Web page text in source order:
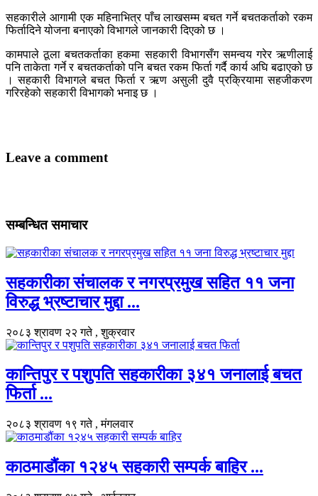
सहकारीले आगामी एक महिनाभित्र पाँच लाखसम्म बचत गर्ने बचतकर्ताको रकम
फिर्तादिने योजना बनाएको विभागले जानकारी दिएको छ ।
कामपाले ठूला बचतकर्ताका हकमा सहकारी विभागसँग समन्वय गरेर ऋणीलाई
पनि ताकेता गर्ने र बचतकर्ताको पनि बचत रकम फिर्ता गर्दै कार्य अघि बढाएको छ
। सहकारी विभागले बचत फिर्ता र ऋण असुली दुवै प्रक्रियामा सहजीकरण
गरिरहेको सहकारी विभागको भनाइ छ ।
Leave a comment
सम्बन्धित समाचार
सहकारीका संचालक र नगरप्रमुख सहित ११ जना
विरुद्ध भ्रष्टाचार मुद्दा ...
२०८३ श्रावण २२ गते , शुक्रवार
कान्तिपुर र पशुपति सहकारीका ३४१ जनालाई बचत
फिर्ता ...
२०८३ श्रावण १९ गते , मंगलवार
काठमाडौंका १२४५ सहकारी सम्पर्क बाहिर ...